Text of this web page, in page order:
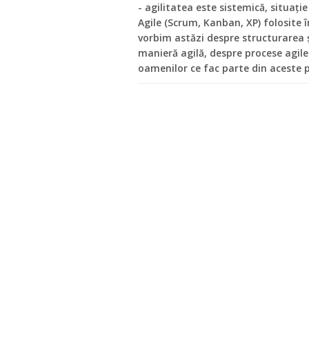
- agilitatea este sistemică,
Agile (Scrum, Kanban, XP) folosite
vorbim astăzi despre
manieră agilă, despre procese
oamenilor ce fac parte din aceste